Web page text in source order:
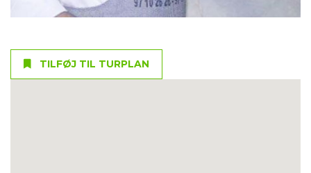
TILFØJ TIL TURPLAN